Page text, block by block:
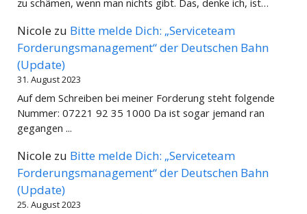
zu schämen, wenn man nichts gibt. Das, denke ich, ist…
Nicole zu Bitte melde Dich: „Serviceteam
Forderungsmanagement“ der Deutschen Bahn
(Update)
31. August 2023
Auf dem Schreiben bei meiner Forderung steht folgende
Nummer: 07221 92 35 1000 Da ist sogar jemand ran
gegangen ...
Nicole zu Bitte melde Dich: „Serviceteam
Forderungsmanagement“ der Deutschen Bahn
(Update)
25. August 2023